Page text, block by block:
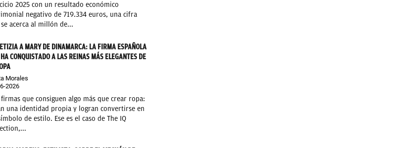
2025 con un resultado económico
negativo de 719.334 euros, una cifra
acerca al millón de...
A MARY DE DINAMARCA: LA FIRMA ESPAÑOLA
CONQUISTADO A LAS REINAS MÁS ELEGANTES DE
Morales
2026
firmas que consiguen algo más que crear ropa:
una identidad propia y logran convertirse en
de estilo. Ese es el caso de The IQ